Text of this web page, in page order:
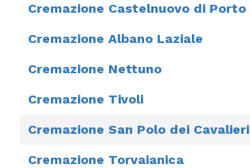
Cremazione Castelnuovo di Porto
Cremazione Albano Laziale
Cremazione Nettuno
Cremazione Tivoli
Cremazione San Polo dei Cavalieri
Cremazione Torvaianica